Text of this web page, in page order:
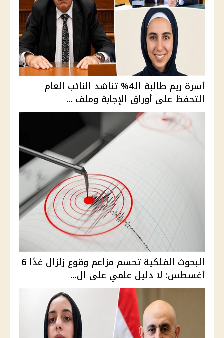
أسرة ريم طالبة الـ4% تناشد النائب العام
التحفظ على أوراق الإجابة وملف ...
البحوث الفلكية تحسم مزاعم وقوع زلزال غدًا 6
أغسطس: لا دليل علمي على ال...